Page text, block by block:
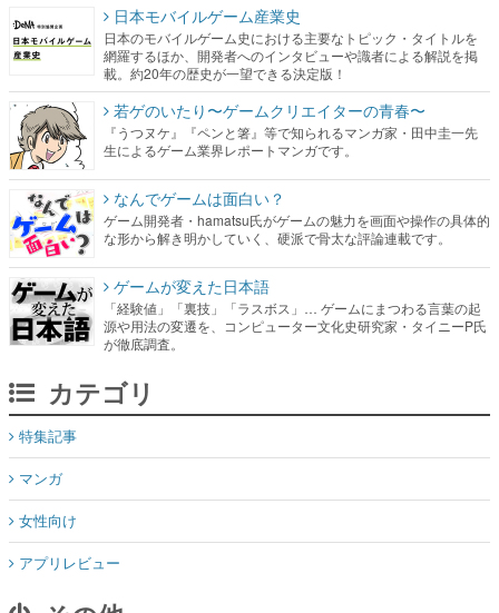
日本モバイルゲーム産業史
日本のモバイルゲーム史における主要なトピック・タイトルを
網羅するほか、開発者へのインタビューや識者による解説を掲
載。約20年の歴史が一望できる決定版！
若ゲのいたり〜ゲームクリエイターの青春〜
『うつヌケ』『ペンと箸』等で知られるマンガ家・田中圭一先
生によるゲーム業界レポートマンガです。
なんでゲームは面白い？
ゲーム開発者・hamatsu氏がゲームの魅力を画面や操作の具体的
な形から解き明かしていく、硬派で骨太な評論連載です。
ゲームが変えた日本語
「経験値」「裏技」「ラスボス」… ゲームにまつわる言葉の起
源や用法の変遷を、コンピューター文化史研究家・タイニーP氏
が徹底調査。
カテゴリ
特集記事
マンガ
女性向け
アプリレビュー